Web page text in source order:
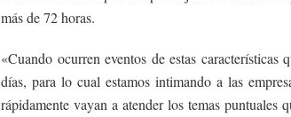
más de 72 horas.
«Cuando ocurren eventos de estas
días, para lo cual estamos intimando a las
rápidamente vayan a atender los temas puntuales